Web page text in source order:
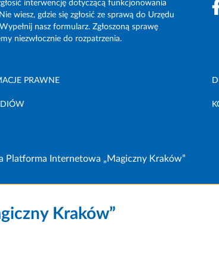
interwencję dotyczącą funkcjonowania
wiesz, gdzie się zgłosić ze sprawą do Urzędu
nasz formularz. Zgłoszoną sprawę
niezwłocznie do rozpatrzenia.
PRAWNE
Platforma Internetowa „Magiczny Kraków”
Kraków”